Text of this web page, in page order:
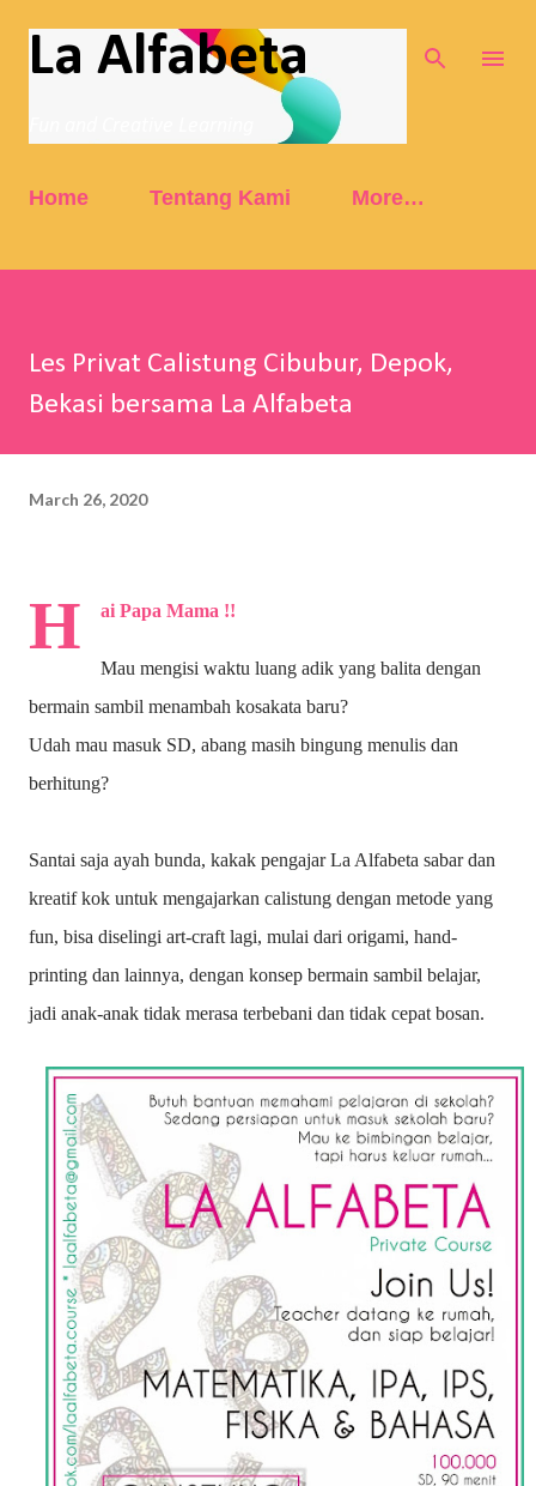
Skip to main content
La Alfabeta
Home Tentang Kami More…
Les Privat Calistung Cibubur, Depok,
Bekasi bersama La Alfabeta
March 26, 2020
H ai Papa Mama !!
Mau mengisi waktu luang adik yang balita dengan
bermain sambil menambah kosakata baru?
Udah mau masuk SD, abang masih bingung menulis dan
berhitung?
Santai saja ayah bunda, kakak pengajar La Alfabeta sabar dan
kreatif kok untuk mengajarkan calistung dengan metode yang
fun, bisa diselingi art-craft lagi, mulai dari origami, hand-
printing dan lainnya, dengan konsep bermain sambil belajar,
jadi anak-anak tidak merasa terbebani dan tidak cepat bosan.